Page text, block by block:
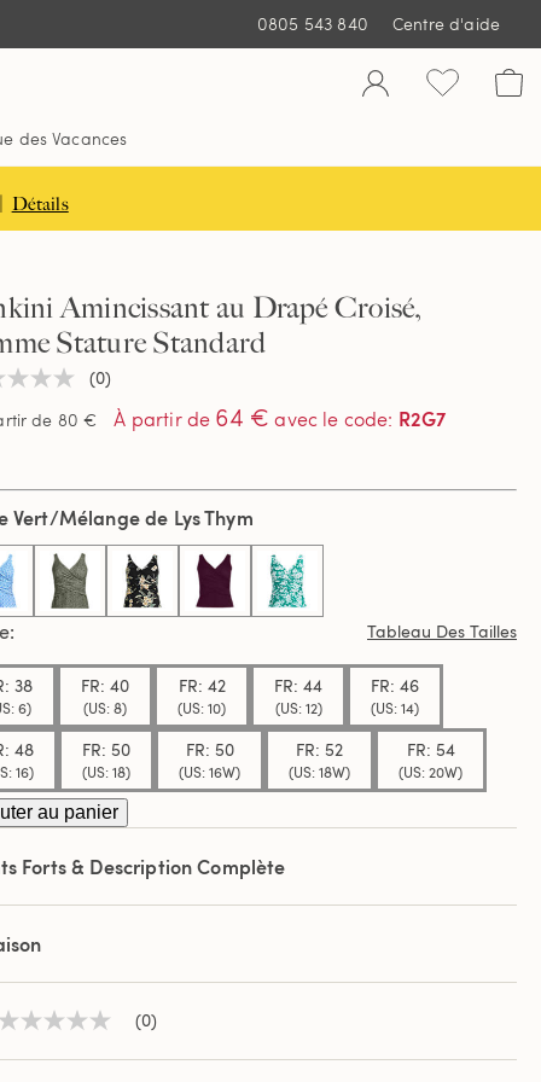
0805 543 840 Centre d'aide
des Vacances
Détails
Amincissant au Drapé Croisé,
Stature Standard
(0)
de 80 €
À partir de 64 € avec le code: R2G7
Vert/Mélange de Lys Thym
selected
Tableau Des Tailles
38
6)
FR: 40
(US: 8)
FR: 42
(US: 10)
FR: 44
(US: 12)
FR: 46
(US: 14)
48
16)
FR: 50
(US: 18)
FR: 50
(US: 16W)
FR: 52
(US: 18W)
FR: 54
(US: 20W)
au panier
Forts & Description Complète
Aucune (0)